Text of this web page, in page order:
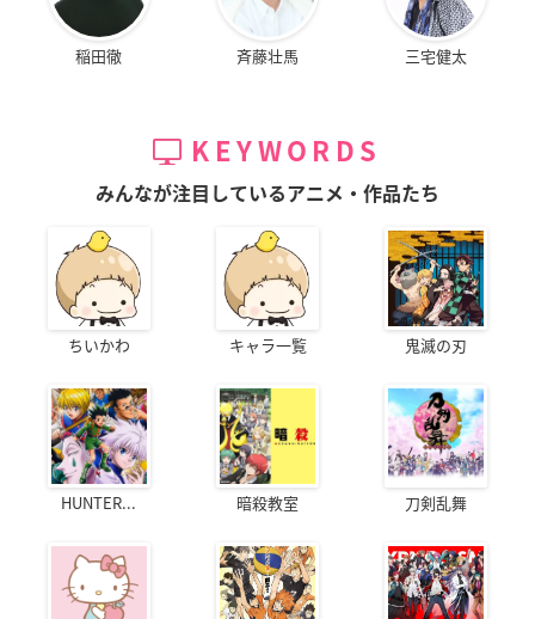
稲田徹 斉藤壮馬 三宅健太
KEYWORDS
みんなが注目しているアニメ・作品たち
ちいかわ キャラ一覧 鬼滅の刃
HUNTER... 暗殺教室 刀剣乱舞